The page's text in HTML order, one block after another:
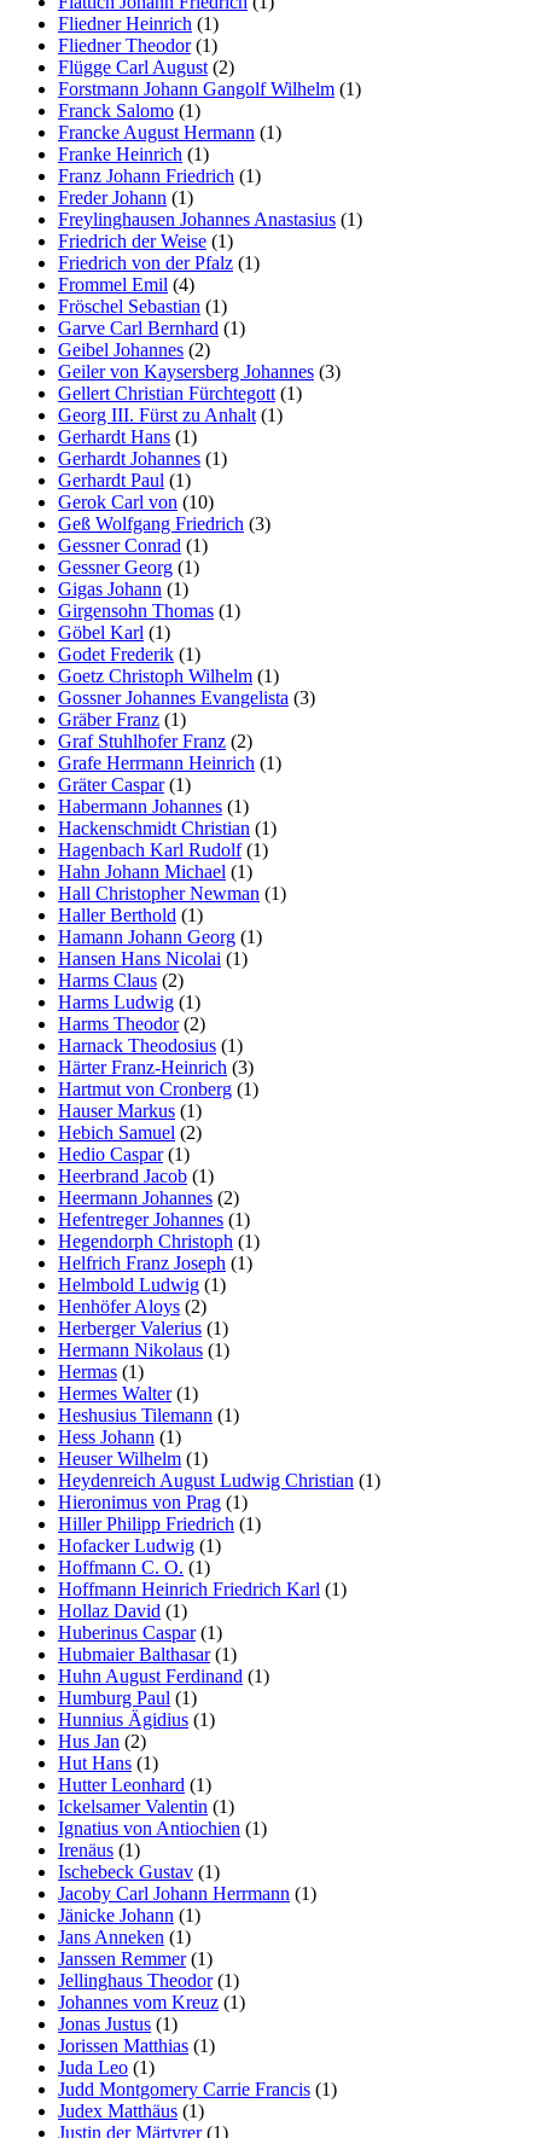
Fliedner Heinrich (1)
Fliedner Theodor(1)
Flügge Carl August (2)
Forstmann Johann Gangolf Wilhelm (1)
Franck Salomo (1)
Francke August Hermann (1)
Franke Heinrich (1)
Franz Johann Friedrich (1)
Freder Johann (1)
Freylinghausen Johannes Anastasius (1)
Friedrich der Weise (1)
Friedrich von der Pfalz (1)
Frommel Emil (4)
Fröschel Sebastian (1)
Garve Carl Bernhard (1)
Geibel Johannes (2)
Geiler von Kaysersberg Johannes (3)
Gellert Christian Fürchtegott (1)
Georg III. Fürst zu Anhalt (1)
Gerhardt Hans (1)
Gerhardt Johannes (1)
Gerhardt Paul (1)
Gerok Carl von (10)
Geß Wolfgang Friedrich (3)
Gessner Conrad (1)
Gessner Georg (1)
Gigas Johann (1)
Girgensohn Thomas (1)
Göbel Karl (1)
Godet Frederik (1)
Goetz Christoph Wilhelm (1)
Gossner Johannes Evangelista (3)
Gräber Franz (1)
Graf Stuhlhofer Franz (2)
Grafe Herrmann Heinrich (1)
Gräter Caspar(1)
Habermann Johannes (1)
Hackenschmidt Christian (1)
Hagenbach Karl Rudolf(1)
Hahn Johann Michael (1)
Hall Christopher Newman (1)
Haller Berthold (1)
Hamann Johann Georg (1)
Hansen Hans Nicolai (1)
Harms Claus (2)
Harms Ludwig (1)
Harms Theodor(2)
Harnack Theodosius (1)
Härter Franz-Heinrich (3)
Hartmut von Cronberg (1)
Hauser Markus (1)
Hebich Samuel (2)
Hedio Caspar(1)
Heerbrand Jacob (1)
Heermann Johannes (2)
Hefentreger Johannes (1)
Hegendorph Christoph (1)
Helfrich Franz Joseph (1)
Helmbold Ludwig (1)
Henhöfer Aloys (2)
Herberger Valerius (1)
Hermann Nikolaus (1)
Hermas (1)
Hermes Walter(1)
Heshusius Tilemann (1)
Hess Johann (1)
Heuser Wilhelm (1)
Heydenreich August Ludwig Christian (1)
Hieronimus von Prag (1)
Hiller Philipp Friedrich (1)
Hofacker Ludwig (1)
Hoffmann C. O. (1)
Hoffmann Heinrich Friedrich Karl (1)
Hollaz David (1)
Huberinus Caspar(1)
Hubmaier Balthasar(1)
Huhn August Ferdinand (1)
Humburg Paul (1)
Hunnius Ägidius (1)
Hus Jan (2)
Hut Hans (1)
Hutter Leonhard (1)
Ickelsamer Valentin (1)
Ignatius von Antiochien (1)
Irenäus (1)
Ischebeck Gustav (1)
Jacoby Carl Johann Herrmann (1)
Jänicke Johann (1)
Jans Anneken (1)
Janssen Remmer(1)
Jellinghaus Theodor(1)
Johannes vom Kreuz (1)
Jonas Justus (1)
Jorissen Matthias (1)
Juda Leo (1)
Judd Montgomery Carrie Francis (1)
Judex Matthäus (1)
Justin der Märtyrer(1)